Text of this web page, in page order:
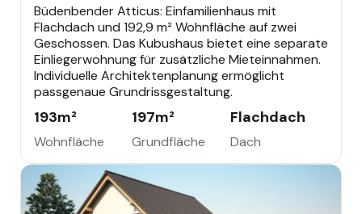
Büdenbender Atticus: Einfamilienhaus mit
Flachdach und 192,9 m² Wohnfläche auf zwei
Geschossen. Das Kubushaus bietet eine separate
Einliegerwohnung für zusätzliche Mieteinnahmen.
Individuelle Architektenplanung ermöglicht
passgenaue Grundrissgestaltung.
193m²
Wohnfläche
197m²
Grundfläche
Flachdach
Dach